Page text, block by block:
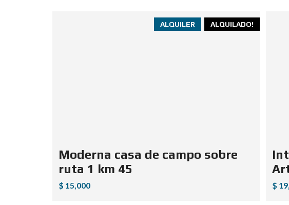
ALQUILADO!
ALQUILER
Moderna casa de campo sobre
ruta 1 km 45
$ 15,000 $